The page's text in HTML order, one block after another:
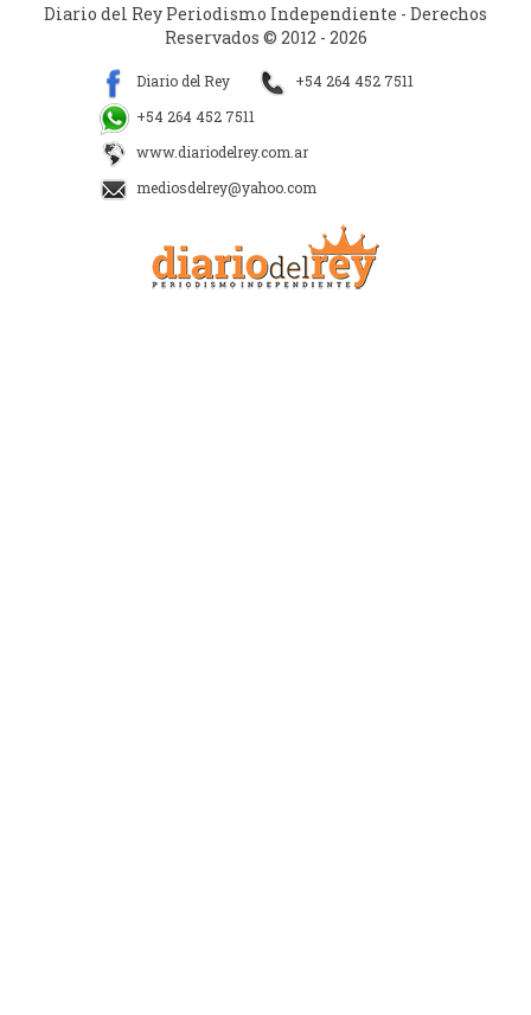
Diario del Rey Periodismo Independiente - Derechos
Reservados © 2012 - 2026
Diario del Rey
+54 264 452 7511
+54 264 452 7511
www.diariodelrey.com.ar
mediosdelrey@yahoo.com